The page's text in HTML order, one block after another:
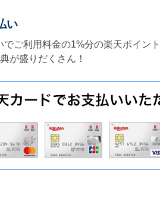
い
でご利用料金の1%分の楽天ポイン
が盛りだくさん！